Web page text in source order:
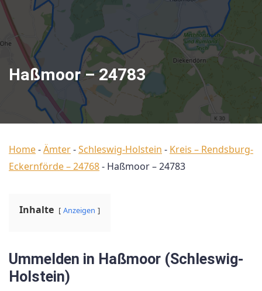
Haßmoor – 24783
Home-Ämter-Schleswig-Holstein - Kreis – Rendsburg-
Eckernförde – 24768- Haßmoor – 24783
Inhalte Anzeigen
Ummelden in Haßmoor (Schleswig-
Holstein)